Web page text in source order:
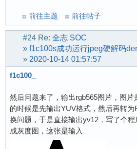
前往主题 前往帖子
#24 Re: 全志 SOC
» f1c100s成功运行jpeg硬解码
» 2020-10-14 01:57:57
f1c100_
然后问题来了，输出rgb565图片，图
的时候是先输出YUV格式，然后再转
换问题，于是直接输出yv12，写了个
成灰度图，这张是输入